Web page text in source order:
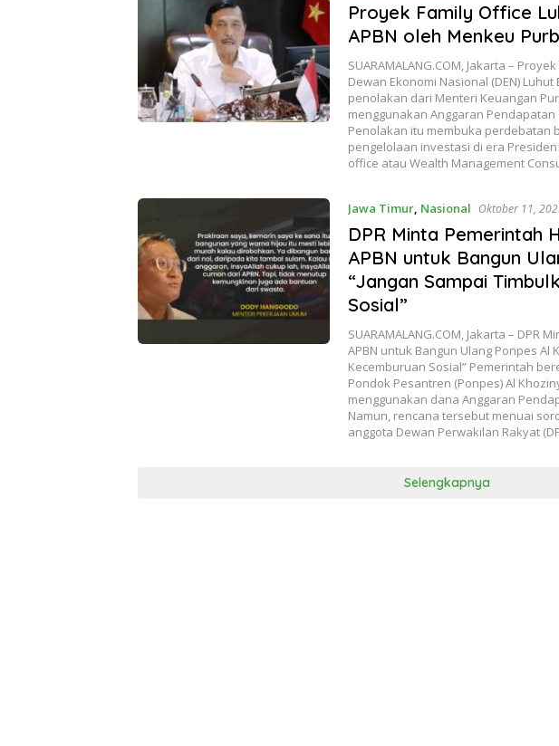
Proyek Family Office
APBN oleh Menkeu
SUARAMALANG.COM, Jakarta –
Dewan Ekonomi Nasional (DEN)
penolakan dari Menteri Keuangan
menggunakan Anggaran Pendapatan
Penolakan itu membuka perdebatan
pengelolaan investasi di era
office atau Wealth Management
Jawa Timur, Nasional Oktober 11,
DPR Minta Pemerintah
APBN untuk Bangun
“Jangan Sampai
Sosial”
SUARAMALANG.COM, Jakarta – DPR
APBN untuk Bangun Ulang Ponpes Al
Kecemburuan Sosial” Pemerintah
Pondok Pesantren (Ponpes) Al
menggunakan dana Anggaran
Namun, rencana tersebut menuai
anggota Dewan Perwakilan Rakyat
Selengkapnya